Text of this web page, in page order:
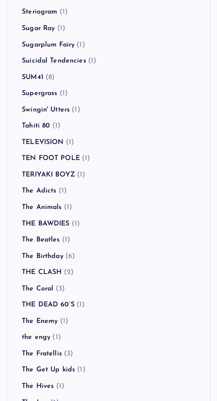
Steriogram (1)
Sugar Ray (1)
Sugarplum Fairy (1)
Suicidal Tendencies(1)
SUM41 (8)
Supergrass (1)
Swingin' Utters (1)
Tahiti 80 (1)
TELEVISION (1)
TEN FOOT POLE(1)
TERIYAKI BOYZ(1)
The Adicts (1)
The Animals (1)
THE BAWDIES (1)
The Beatles (1)
The Birthday(6)
THE CLASH (2)
The Coral (3)
THE DEAD 60’S(1)
The Enemy (1)
the engy (1)
The Fratellis(3)
The Get Up kids (1)
The Hives (1)